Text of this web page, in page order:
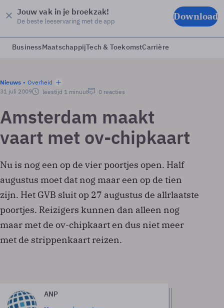
Jouw vak in je broekzak!
De beste leeservaring met de app Download
BusinessMaatschappijTech & ToekomstCarrière
Nieuws
Overheid
31 juli 2009
leestijd 1 minuut 0 reacties
Amsterdam maakt
vaart met ov-chipkaart
Nu is nog een op de vier poortjes open. Half
augustus moet dat nog maar een op de tien
zijn. Het GVB sluit op 27 augustus de allrlaatste
poortjes. Reizigers kunnen dan alleen nog
maar met de ov-chipkaart en dus niet meer
met de strippenkaart reizen.
ANP